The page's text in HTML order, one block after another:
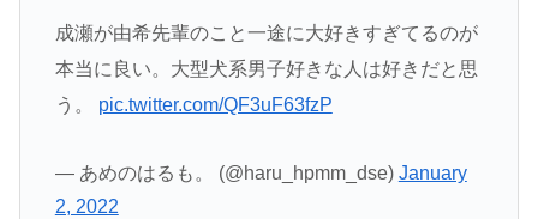
成瀬が由希先輩のこと一途に大好きすぎてるのが
本当に良い。大型犬系男子好きな人は好きだと思
う。 pic.twitter.com/QF3uF63fzP
— あめのはるも。 (@haru_hpmm_dse) January
2, 2022